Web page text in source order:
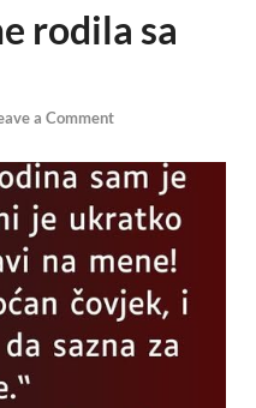
rodila sa
a Comment